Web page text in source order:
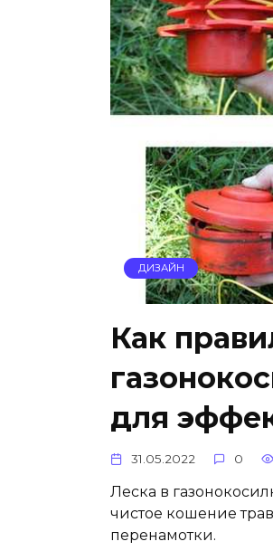
ДИЗАЙН
Как
для
31.05.2022 0
Леска в
чистое кошение
перенамотки.